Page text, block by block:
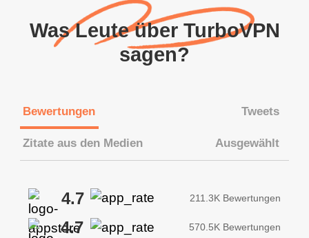
Was Leute über TurboVPN
sagen?
Bewertungen Tweets
Zitate aus den Medien Ausgewählt
4.7 211.3K Bewertungen
4.7 570.5K Bewertungen